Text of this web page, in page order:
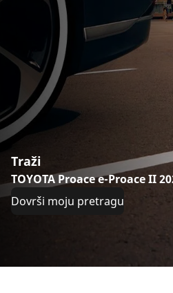
Traži
TOYOTA Proace e-Proace II
Dovrši moju pretragu